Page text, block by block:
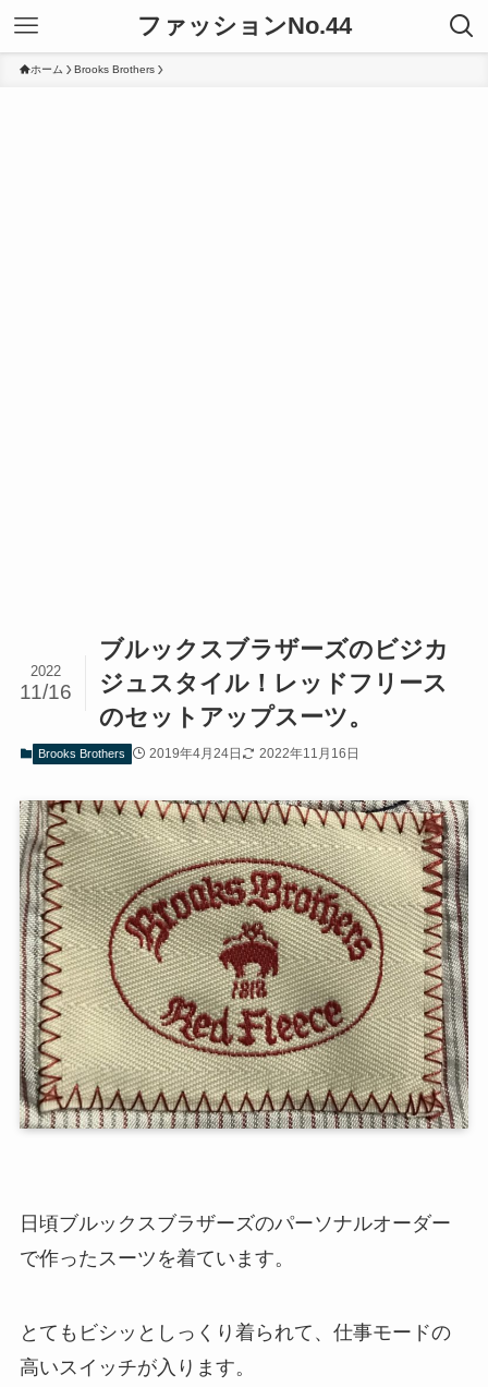
ファッションNo.44
ホーム Brooks Brothers
ブルックスブラザーズのビジカ
ジュスタイル！レッドフリース
のセットアップスーツ。
2022
11/16
Brooks Brothers 2019年4月24日 2022年11月16日
日頃ブルックスブラザーズのパーソナルオーダー
で作ったスーツを着ています。
とてもビシッとしっくり着られて、仕事モードの
高いスイッチが入ります。